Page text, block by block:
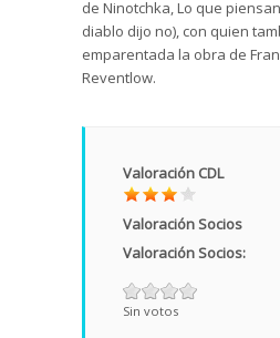
de Ninotchka, Lo que
diablo dijo no), con quien
emparentada la obra de
Reventlow.
Valoración CDL
Valoración Socios
Valoración Socios:
Sin votos